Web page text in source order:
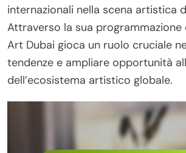
internazionali nella scena artistica
Attraverso la sua programmazione
Art Dubai gioca un ruolo cruciale
tendenze e ampliare opportunità
dell’ecosistema artistico globale.